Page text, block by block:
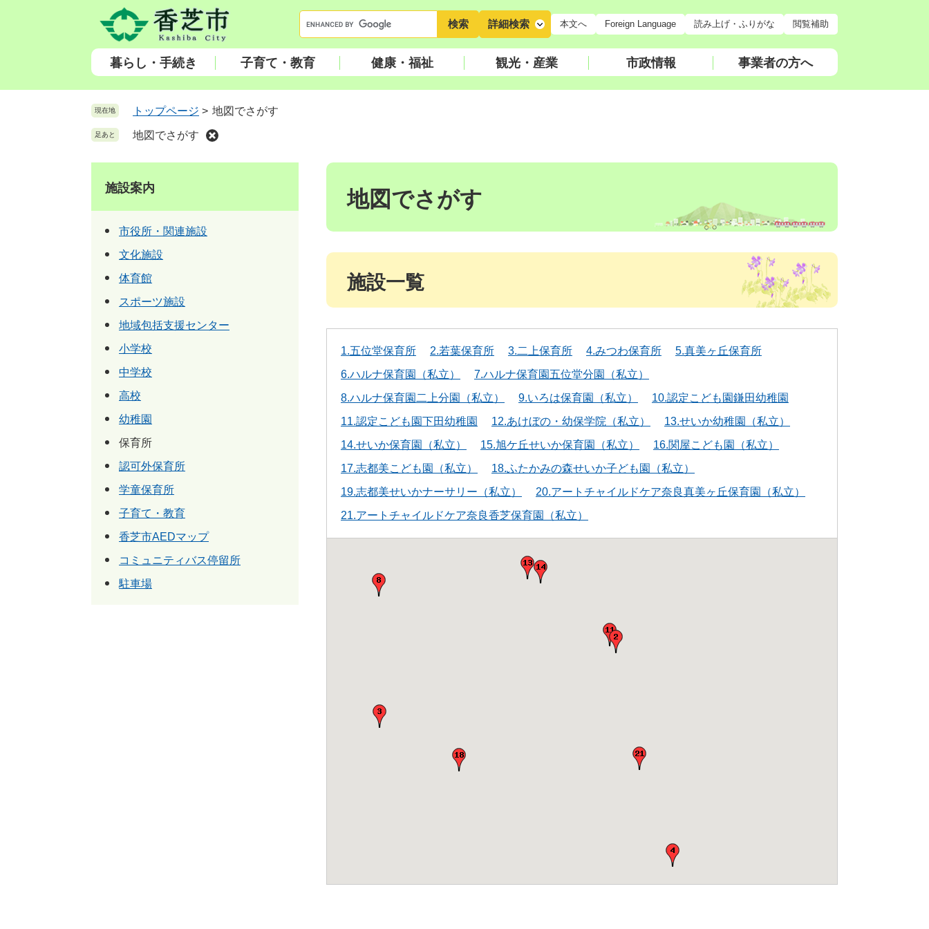
頭
飛
ー
ワ
ー
詳細検索 本文へ Foreign Language 読み上げ・ふりがな 閲覧補助
暮らし・手続き 子育て・教育 健康・福祉 観光・産業 市政情報 事業者の方へ
現在地 トップページ > 地図でさがす
足あと 地図でさがす
本
地図でさがす
施設一覧
1.五位堂保育所 2.若葉保育所 3.二上保育所 4.みつわ保育所
5.真美ヶ丘保育所
6.ハルナ保育園（私立）
7.ハルナ保育園五位堂分園（私立）
8.ハルナ保育園二上分園（私立）
9.いろは保育園（私立）
10.認定こども園鎌田幼稚園
11.認定こども園下田幼稚園
12.あけぼの・幼保学院（私立）
13.せいか幼稚園（私立）
14.せいか保育園（私立）
15.旭ケ丘せいか保育園（私立）
16.関屋こども園（私立）
17.志都美こども園（私立）
18.ふたかみの森せいか子ども園（私立）
19.志都美せいかナーサリー（私立）
20.アートチャイルドケア奈良真美ヶ丘保育園（私立）
21.アートチャイルドケア奈良香芝保育園（私立）
施設案内
市役所・関連施設
文化施設
体育館
スポーツ施設
地域包括支援センター
小学校
中学校
高校
幼稚園
保育所
認可外保育所
学童保育所
子育て・教育
香芝市AEDマップ
コミュニティバス停留所
駐車場